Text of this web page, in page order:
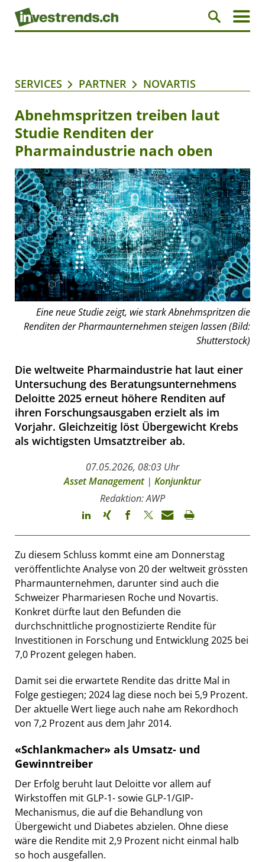
SERVICES PARTNER NOVARTIS
Abnehmspritzen treiben laut
Studie Renditen der
Pharmaindustrie nach oben
Eine neue Studie zeigt, wie stark Abnehmspritzen die
Renditen der Pharmaunternehmen steigen lassen (Bild:
Shutterstock)
Die weltweite Pharmaindustrie hat laut einer
Untersuchung des Beratungsunternehmens
Deloitte 2025 erneut höhere Renditen auf
ihren Forschungsausgaben erzielt als im
Vorjahr. Gleichzeitig löst Übergewicht Krebs
als wichtigsten Umsatztreiber ab.
07.05.2026, 08:03 Uhr
Asset Management| Konjunktur
Redaktion: AWP
Zu diesem Schluss kommt eine am Donnerstag
veröffentlichte Analyse von 20 der weltweit grössten
Pharmaunternehmen, darunter sind auch die
Schweizer Pharmariesen Roche und Novartis.
Konkret dürfte laut den Befunden die
durchschnittliche prognostizierte Rendite für
Investitionen in Forschung und Entwicklung 2025 bei
7,0 Prozent gelegen haben.
Damit sei die erwartete Rendite das dritte Mal in
Folge gestiegen; 2024 lag diese noch bei 5,9 Prozent.
Der aktuelle Wert liege auch nahe am Rekordhoch
von 7,2 Prozent aus dem Jahr 2014.
«Schlankmacher» als Umsatz- und
Gewinntreiber
Der Erfolg beruht laut Deloitte vor allem auf
Wirkstoffen mit GLP-1- sowie GLP-1/GIP-
Mechanismus, die auf die Behandlung von
Übergewicht und Diabetes abzielen. Ohne diese
wäre die Rendite mit 2,9 Prozent nicht einmal halb
so hoch ausgefallen.